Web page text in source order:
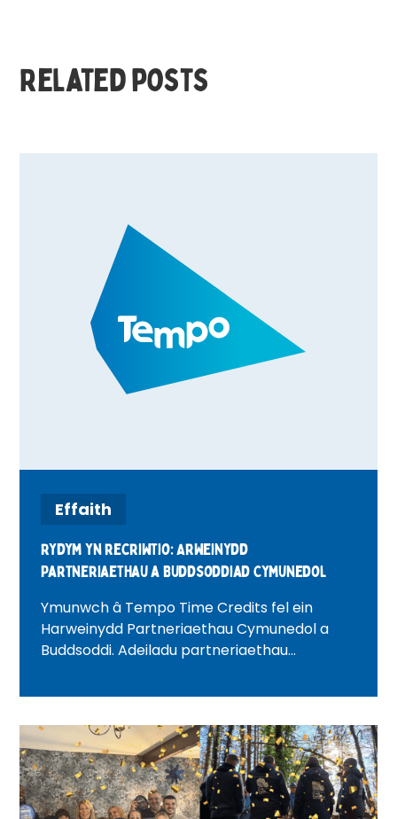
Related posts
Effaith
Rydym yn recriwtio: Arweinydd
Partneriaethau a Buddsoddiad Cymunedol
Ymunwch â Tempo Time Credits fel ein
Harweinydd Partneriaethau Cymunedol a
Buddsoddi. Adeiladu partneriaethau
a chreu newid cadarnhaol ledled Llundain.